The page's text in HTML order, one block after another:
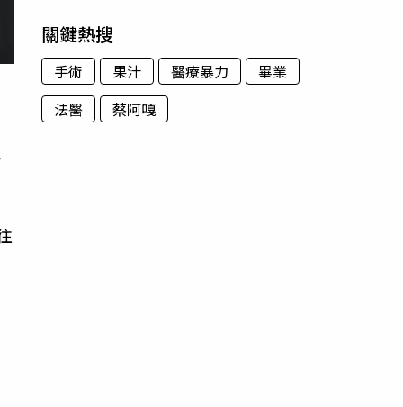
關鍵熱搜
手術 果汁 醫療暴力
畢業
法醫
蔡阿嘎